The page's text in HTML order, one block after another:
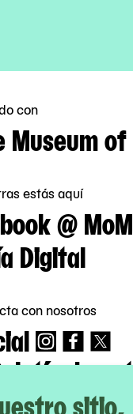
sitio,
con
Museum
estás aquí
@
Digital
con nosotros
de